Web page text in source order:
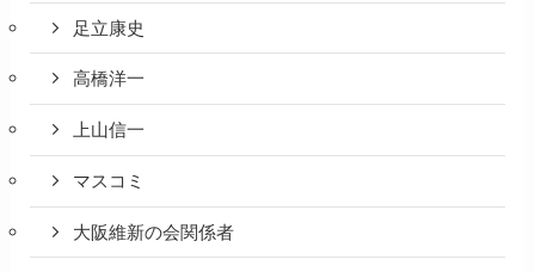
足立康史
高橋洋一
上山信一
マスコミ
大阪維新の会関係者